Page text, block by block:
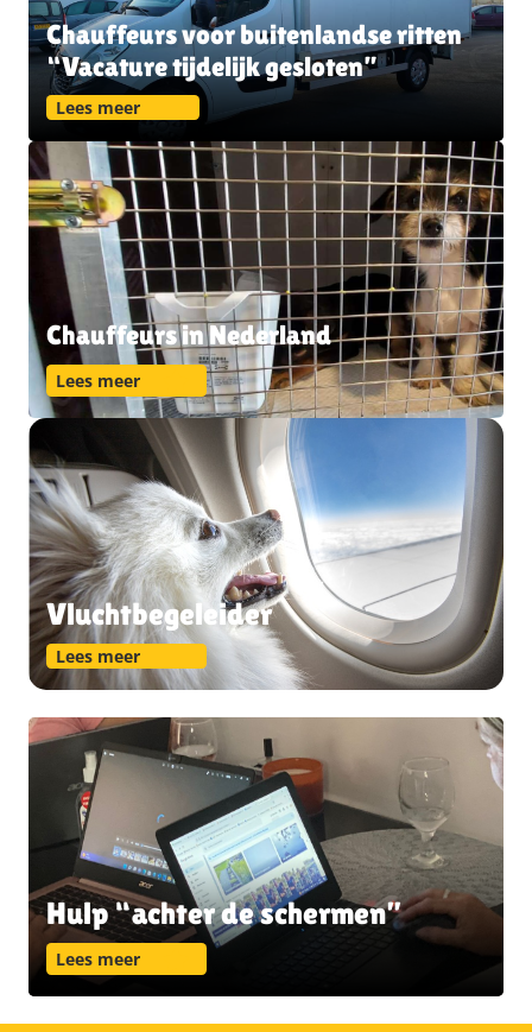
Chauffeurs voor buitenlandse ritten
“Vacature tijdelijk gesloten”
Lees meer
Chauffeurs in Nederland
Lees meer
Vluchtbegeleider
Lees meer
Hulp “achter de schermen”
Lees meer